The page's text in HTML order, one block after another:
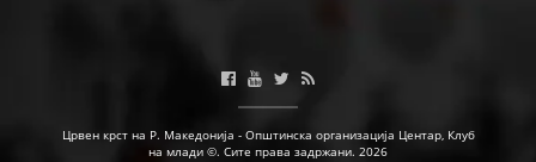
Црвен крст на Р. Македонија - Општинска организација Центар, Клуб
на млади ©. Сите права задржани. 2026